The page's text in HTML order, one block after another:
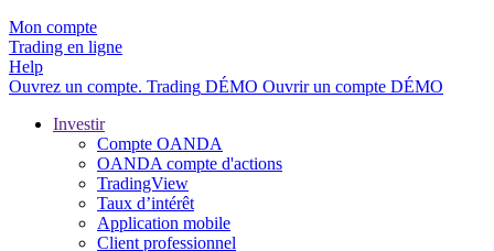
Mon compte
Trading en ligne
Help
Ouvrez un compte. Trading DÉMO Ouvrir un compte DÉMO
Investir
Compte OANDA
OANDA compte d'actions
TradingView
Taux d’intérêt
Application mobile
Client professionnel